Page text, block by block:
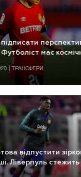
має
| ТРАНСФЕРИ
відпустити
Ліверпуль стежить